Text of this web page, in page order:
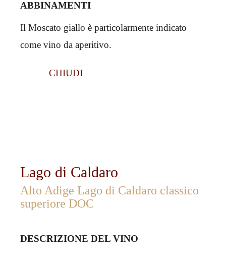
ABBINAMENTI
Il Moscato giallo è particolarmente indicato
come vino da aperitivo.
CHIUDI
Lago di Caldaro
Alto Adige Lago di Caldaro classico
superiore DOC
DESCRIZIONE DEL VINO